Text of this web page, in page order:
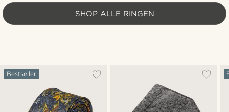
SHOP ALLE RINGEN
Bestseller